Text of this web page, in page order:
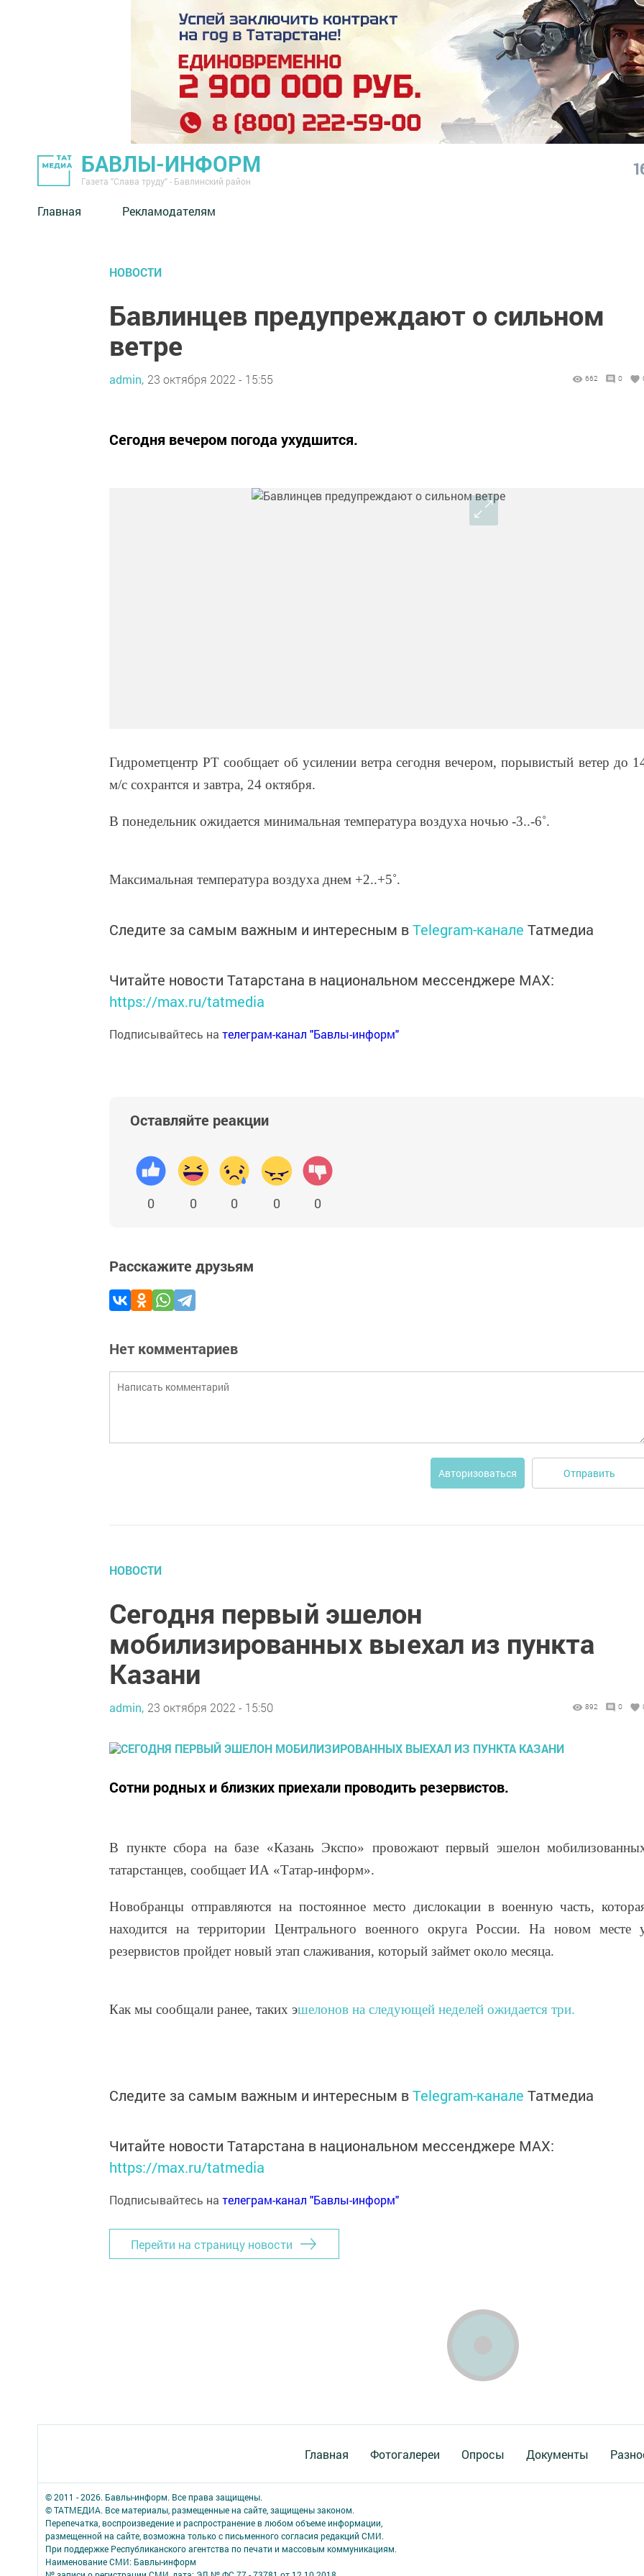
БАВЛЫ-ИНФОРМ
Газета "Слава труду" - Бавлинский район
Главная Рекламодателям
НОВОСТИ
Бавлинцев предупреждают о сильном
ветре
admin, 23 октября 2022 - 15:55 662 0
Сегодня вечером погода ухудшится.
Гидрометцентр РТ сообщает об усилении ветра сегодня вечером, порывистый ветер до
м/с сохрантся и завтра, 24 октября.
В понедельник ожидается минимальная температура воздуха ночью -3..-6˚.
Максимальная температура воздуха днем +2..+5˚.
Следите за самым важным и интересным вTelegram-канале Татмедиа
Читайте новости Татарстана в национальном мессенджере MАХ:
https://max.ru/tatmedia
Подписывайтесь на телеграм-канал "Бавлы-информ"
Оставляйте реакции
0 0 0 0 0
Расскажите друзьям
Нет комментариев
Авторизоваться Отправить
НОВОСТИ
Сегодня первый эшелон
мобилизированных выехал из пункта
Казани
admin, 23 октября 2022 - 15:50 892 0
Сотни родных и близких приехали проводить резервистов.
В пункте сбора на базе «Казань Экспо» провожают первый эшелон
татарстанцев, сообщает ИА «Татар-информ».
Новобранцы отправляются на постоянное место дислокации в военную часть,
находится на территории Центрального военного округа России. На новом месте
резервистов пройдет новый этап слаживания, который займет около месяца.
Как мы сообщали ранее, таких эшелонов на следующей неделей ожидается три.
Следите за самым важным и интересным вTelegram-канале Татмедиа
Читайте новости Татарстана в национальном мессенджере MАХ:
https://max.ru/tatmedia
Подписывайтесь на телеграм-канал "Бавлы-информ"
Перейти на страницу новости
Главная Фотогалереи Опросы Документы
© 2011 - 2026. Бавлы-информ. Все права защищены.
© ТАТМЕДИА. Все материалы, размещенные на сайте, защищены законом.
Перепечатка, воспроизведение и распространение в любом объеме информации,
размещенной на сайте, возможна только с письменного согласия редакций СМИ.
При поддержке Республиканского агентства по печати и массовым коммуникациям.
Наименование СМИ: Бавлы-информ